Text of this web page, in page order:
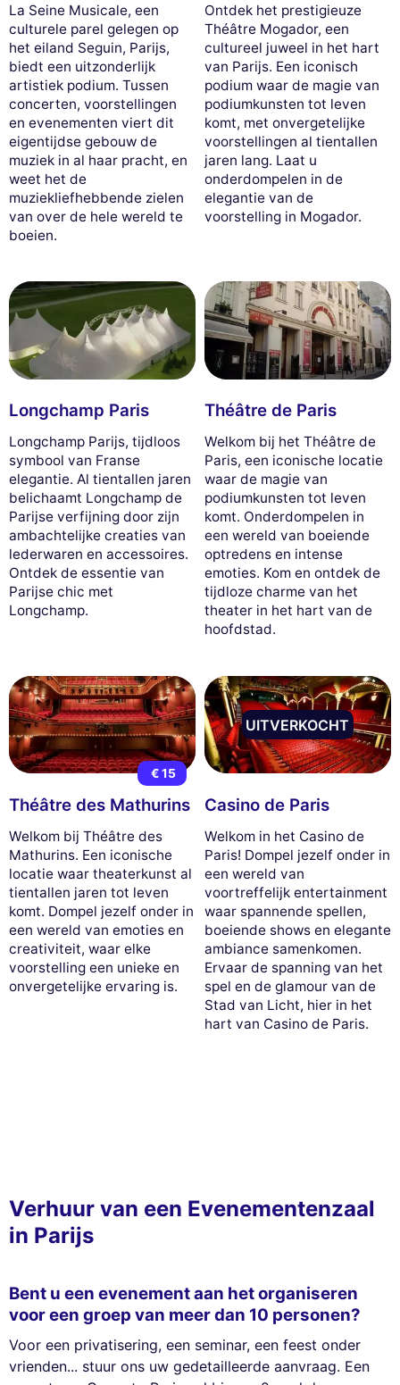
La Seine Musicale, een
culturele parel gelegen op
het eiland Seguin, Parijs,
biedt een uitzonderlijk
artistiek podium. Tussen
concerten, voorstellingen
en evenementen viert dit
eigentijdse gebouw de
muziek in al haar pracht, en
weet het de
muziekliefhebbende zielen
van over de hele wereld te
boeien.
Ontdek het prestigieuze
Théâtre Mogador, een
cultureel juweel in het hart
van Parijs. Een iconisch
podium waar de magie van
podiumkunsten tot leven
komt, met onvergetelijke
voorstellingen al tientallen
jaren lang. Laat u
onderdompelen in de
elegantie van de
voorstelling in Mogador.
Longchamp Paris
Longchamp Parijs, tijdloos
symbool van Franse
elegantie. Al tientallen jaren
belichaamt Longchamp de
Parijse verfijning door zijn
ambachtelijke creaties van
lederwaren en accessoires.
Ontdek de essentie van
Parijse chic met
Longchamp.
Théâtre de Paris
Welkom bij het Théâtre de
Paris, een iconische locatie
waar de magie van
podiumkunsten tot leven
komt. Onderdompelen in
een wereld van boeiende
optredens en intense
emoties. Kom en ontdek de
tijdloze charme van het
theater in het hart van de
hoofdstad.
€ 15
Théâtre des Mathurins
Welkom bij Théâtre des
Mathurins. Een iconische
locatie waar theaterkunst al
tientallen jaren tot leven
komt. Dompel jezelf onder in
een wereld van emoties en
creativiteit, waar elke
voorstelling een unieke en
onvergetelijke ervaring is.
UITVERKOCHT
Casino de Paris
Welkom in het Casino de
Paris! Dompel jezelf onder in
een wereld van
voortreffelijk entertainment
waar spannende spellen,
boeiende shows en elegante
ambiance samenkomen.
Ervaar de spanning van het
spel en de glamour van de
Stad van Licht, hier in het
hart van Casino de Paris.
Verhuur van een Evenementenzaal
in Parijs
Bent u een evenement aan het organiseren
voor een groep van meer dan 10 personen?
Voor een privatisering, een seminar, een feest onder
vrienden... stuur ons uw gedetailleerde aanvraag. Een